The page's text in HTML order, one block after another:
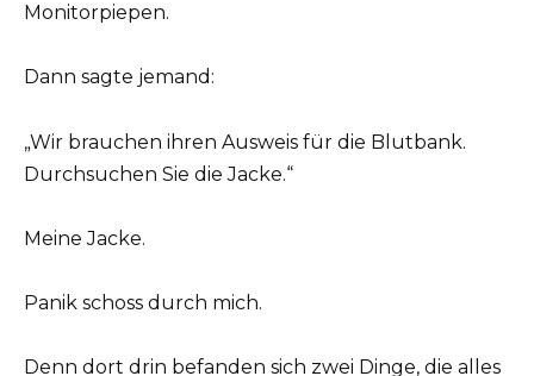
Monitorpiepen.
Dann sagte jemand:
„Wir brauchen ihren Ausweis für die Blutbank.
Durchsuchen Sie die Jacke.“
Meine Jacke.
Panik schoss durch mich.
Denn dort drin befanden sich zwei Dinge, die alles